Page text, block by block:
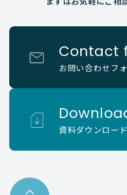
Contact
お問い合わせフ
資料ダウンロード